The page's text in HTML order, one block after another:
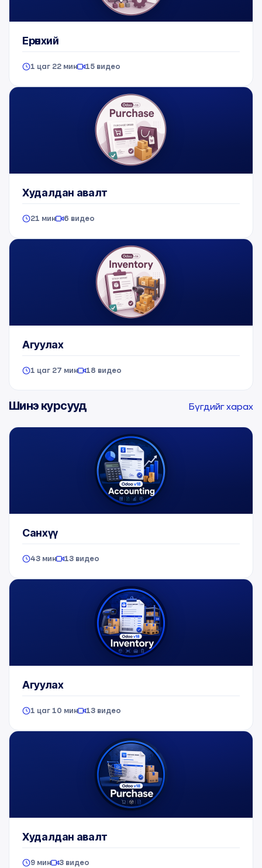
Ерөнхий
1 цаг 22 мин 15 видео
Худалдан авалт
21 мин 6 видео
Агуулах
1 цаг 27 мин 18 видео
Бүгдийг харах
Шинэ курсууд
Санхүү
43 мин 13 видео
Агуулах
1 цаг 10 мин 13 видео
Худалдан авалт
9 мин 3 видео